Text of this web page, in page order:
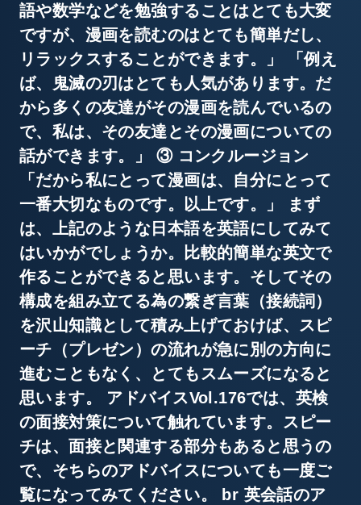
語や数学などを勉強することはとても大変
ですが、漫画を読むのはとても簡単だし、
リラックスすることができます。」 「例え
ば、鬼滅の刃はとても人気があります。だ
から多くの友達がその漫画を読んでいるの
で、私は、その友達とその漫画についての
話ができます。」 ③ コンクルージョン
「だから私にとって漫画は、自分にとって
一番大切なものです。以上です。」 まず
は、上記のような日本語を英語にしてみて
はいかがでしょうか。比較的簡単な英文で
作ることができると思います。そしてその
構成を組み立てる為の繋ぎ言葉（接続詞）
を沢山知識として積み上げておけば、スピ
ーチ（プレゼン）の流れが急に別の方向に
進むこともなく、とてもスムーズになると
思います。 アドバイスVol.176では、英検
の面接対策について触れています。スピー
チは、面接と関連する部分もあると思うの
で、そちらのアドバイスについても一度ご
覧になってみてください。 br 英会話のア